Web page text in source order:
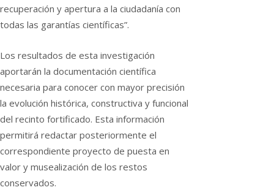
recuperación y apertura a la ciudadanía con
todas las garantías científicas”.
Los resultados de esta investigación
aportarán la documentación científica
necesaria para conocer con mayor precisión
la evolución histórica, constructiva y funcional
del recinto fortificado. Esta información
permitirá redactar posteriormente el
correspondiente proyecto de puesta en
valor y musealización de los restos
conservados.